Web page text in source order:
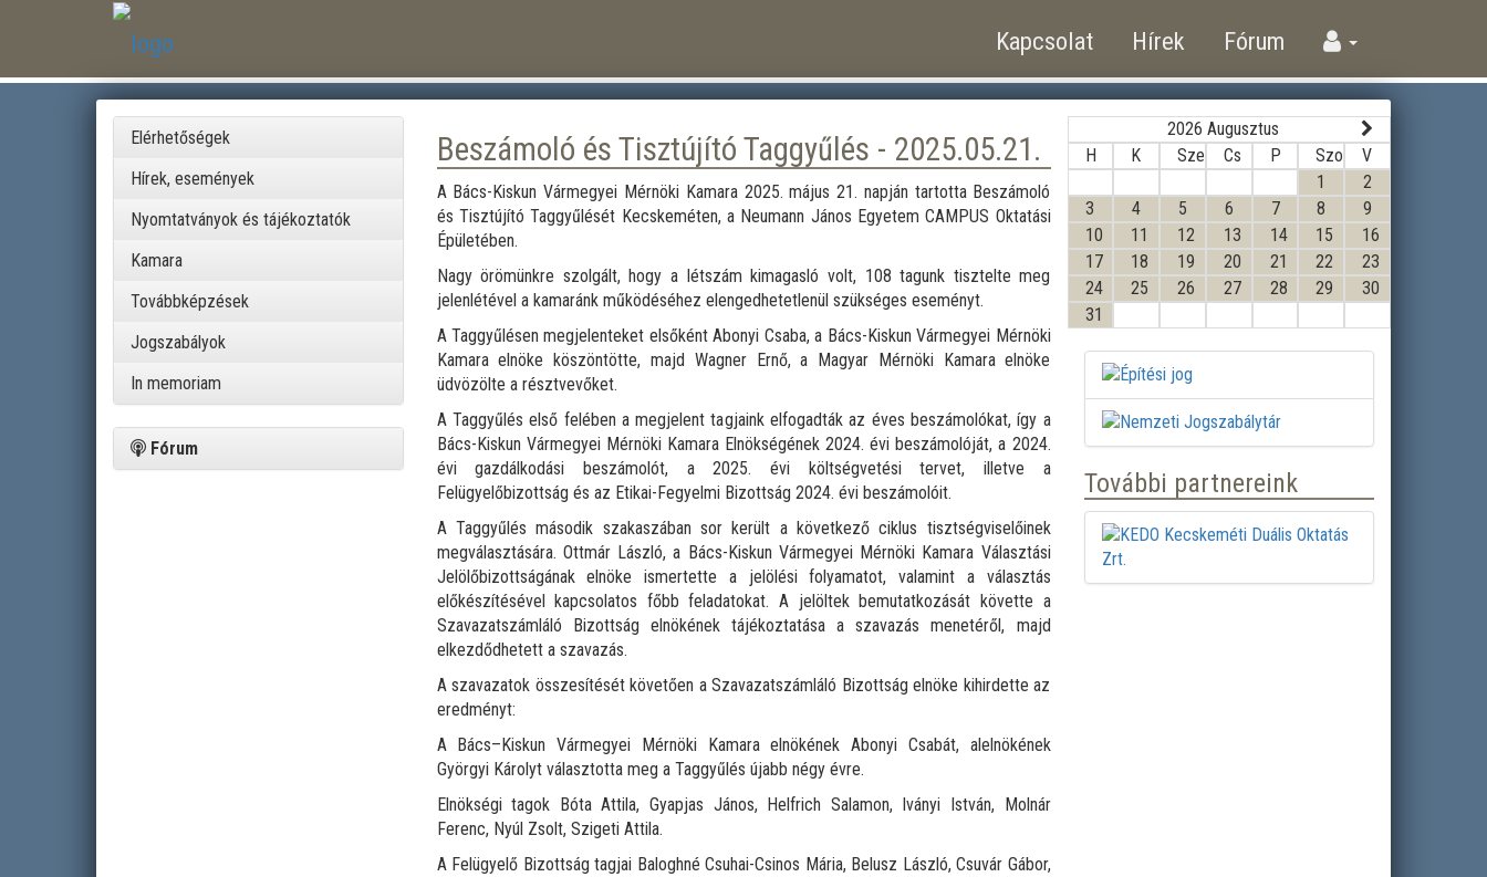
Kapcsolat Hírek Fórum
Elérhetőségek
Hírek, események
Nyomtatványok és tájékoztatók
Kamara
Továbbképzések
Jogszabályok
In memoriam
Fórum
Beszámoló és Tisztújító Taggyűlés - 2025.05.21.
A Bács-Kiskun Vármegyei Mérnöki Kamara 2025. május 21. napján tartotta Beszámoló
és Tisztújító Taggyűlését Kecskeméten, a Neumann János Egyetem CAMPUS Oktatási
Épületében.
Nagy örömünkre szolgált, hogy a létszám kimagasló volt, 108 tagunk tisztelte meg
jelenlétével a kamaránk működéséhez elengedhetetlenül szükséges eseményt.
A Taggyűlésen megjelenteket elsőként Abonyi Csaba, a Bács-Kiskun Vármegyei Mérnöki
Kamara elnöke köszöntötte, majd Wagner Ernő, a Magyar Mérnöki Kamara elnöke
üdvözölte a résztvevőket.
A Taggyűlés első felében a megjelent tagjaink elfogadták az éves beszámolókat, így a
Bács-Kiskun Vármegyei Mérnöki Kamara Elnökségének 2024. évi beszámolóját, a 2024.
évi gazdálkodási beszámolót, a 2025. évi költségvetési tervet, illetve a
Felügyelőbizottság és az Etikai-Fegyelmi Bizottság 2024. évi beszámolóit.
A Taggyűlés második szakaszában sor került a következő ciklus tisztségviselőinek
megválasztására. Ottmár László, a Bács-Kiskun Vármegyei Mérnöki Kamara Választási
Jelölőbizottságának elnöke ismertette a jelölési folyamatot, valamint a választás
előkészítésével kapcsolatos főbb feladatokat. A jelöltek bemutatkozását követte a
Szavazatszámláló Bizottság elnökének tájékoztatása a szavazás menetéről, majd
elkezdődhetett a szavazás.
A szavazatok összesítését követően a Szavazatszámláló Bizottság elnöke kihirdette az
eredményt:
A Bács–Kiskun Vármegyei Mérnöki Kamara elnökének Abonyi Csabát, alelnökének
Györgyi Károlyt választotta meg a Taggyűlés újabb négy évre.
Elnökségi tagok Bóta Attila, Gyapjas János, Helfrich Salamon, Iványi István, Molnár
Ferenc, Nyúl Zsolt, Szigeti Attila.
A Felügyelő Bizottság tagjai Baloghné Csuhai-Csinos Mária, Belusz László, Csuvár Gábor,
2026 Augusztus
H
K Sze Cs P Szo
V
1
2
3
4 5 6 7 8
9
10
11 12 13 14 15
16
17
18 19 20 21 22
23
24
25 26 27 28 29
30
31
További partnereink